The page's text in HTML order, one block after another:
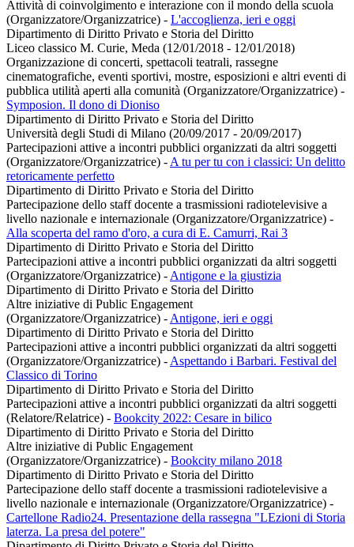
Attività di coinvolgimento e interazione con il mondo della scuola
(Organizzatore/Organizzatrice) - L'accoglienza, ieri e oggi
Dipartimento di Diritto Privato e Storia del Diritto
Liceo classico M. Curie, Meda (12/01/2018 - 12/01/2018)
Organizzazione di concerti, spettacoli teatrali, rassegne
cinematografiche, eventi sportivi, mostre, esposizioni e altri eventi di
pubblica utilità aperti alla comunità (Organizzatore/Organizzatrice) -
Symposion. Il dono di Dioniso
Dipartimento di Diritto Privato e Storia del Diritto
Università degli Studi di Milano (20/09/2017 - 20/09/2017)
Partecipazioni attive a incontri pubblici organizzati da altri soggetti
(Organizzatore/Organizzatrice) - A tu per tu con i classici: Un delitto
retoricamente perfetto
Dipartimento di Diritto Privato e Storia del Diritto
Partecipazione dello staff docente a trasmissioni radiotelevisive a
livello nazionale e internazionale (Organizzatore/Organizzatrice) -
Alla scoperta del ramo d'oro, a cura di E. Camurri, Rai 3
Dipartimento di Diritto Privato e Storia del Diritto
Partecipazioni attive a incontri pubblici organizzati da altri soggetti
(Organizzatore/Organizzatrice) - Antigone e la giustizia
Dipartimento di Diritto Privato e Storia del Diritto
Altre iniziative di Public Engagement
(Organizzatore/Organizzatrice) - Antigone, ieri e oggi
Dipartimento di Diritto Privato e Storia del Diritto
Partecipazioni attive a incontri pubblici organizzati da altri soggetti
(Organizzatore/Organizzatrice) - Aspettando i Barbari. Festival del
Classico di Torino
Dipartimento di Diritto Privato e Storia del Diritto
Partecipazioni attive a incontri pubblici organizzati da altri soggetti
(Relatore/Relatrice) - Bookcity 2022: Cesare in bilico
Dipartimento di Diritto Privato e Storia del Diritto
Altre iniziative di Public Engagement
(Organizzatore/Organizzatrice) - Bookcity milano 2018
Dipartimento di Diritto Privato e Storia del Diritto
Partecipazione dello staff docente a trasmissioni radiotelevisive a
livello nazionale e internazionale (Organizzatore/Organizzatrice) -
Cartellone Radio24. Presentazione della rassegna "LEzioni di Storia
laterza. La presa del potere"